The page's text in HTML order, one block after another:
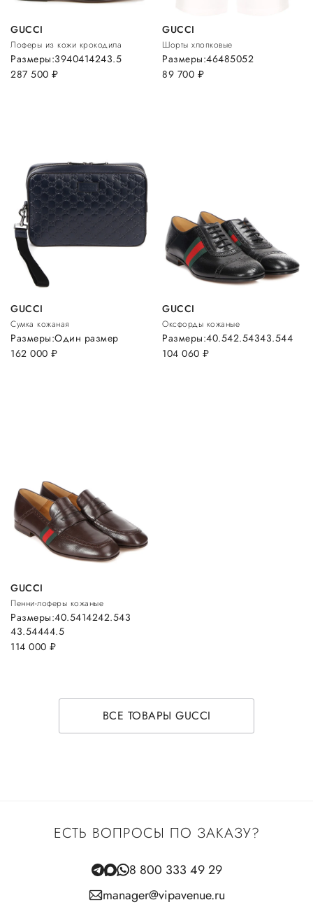
GUCCI
Лоферы из кожи крокодила
287 500 руб.
Размеры:3940414243.5
GUCCI
Шорты хлопковые
89 700 руб.
Размеры:46485052
GUCCI
Сумка кожаная
162 000 руб.
Размеры:Один размер
GUCCI
Оксфорды кожаные
104 060руб.
Размеры:40.542.54343.544
GUCCI
Пенни-лоферы кожаные
114 000 руб.
Размеры:40.5414242.543
43.54444.5
ВСЕ ТОВАРЫ GUCCI
ЕСТЬ ВОПРОСЫ ПО ЗАКАЗУ?
8 800 333 49 29
manager@vipavenue.ru